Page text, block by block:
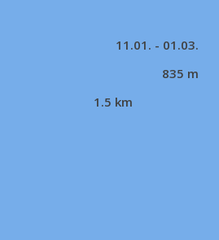
11.01. - 01.03.
835 m
1.5 km